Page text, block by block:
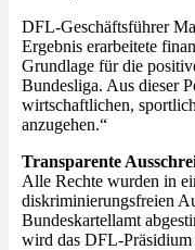
DFL-Geschäftsführer
Ergebnis erarbeitete
Grundlage für die
Bundesliga. Aus dieser
wirtschaftlichen,
anzugehen.“
Transparente
Alle Rechte wurden in
diskriminierungsfreien
Bundeskartellamt
wird das DFL-Präsidium